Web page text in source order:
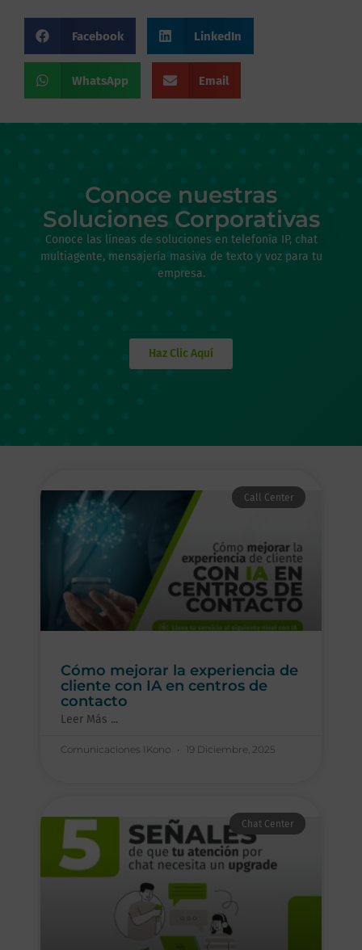
Facebook LinkedIn
WhatsApp Email
Conoce nuestras
Soluciones Corporativas
Conoce las líneas de soluciones en telefonía IP, chat
multiagente, mensajería masiva de texto y voz para tu
empresa.
Haz Clic Aquí
Call Center
Cómo mejorar la experiencia de
cliente con IA en centros de
contacto
Leer Más ...
Comunicaciones IKono 19 Diciembre, 2025
Chat Center